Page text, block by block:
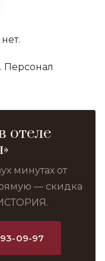
Персонал
отеле
минутах от
— скидка
09-97